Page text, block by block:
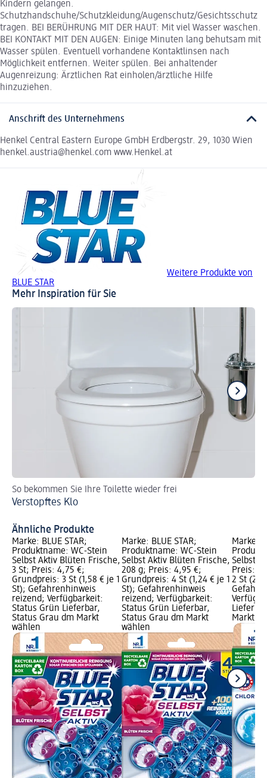
Kindern gelangen.
Schutzhandschuhe/Schutzkleidung/Augenschutz/Gesichtsschutz
tragen. BEI BERÜHRUNG MIT DER HAUT: Mit viel Wasser waschen.
BEI KONTAKT MIT DEN AUGEN: Einige Minuten lang behutsam mit
Wasser spülen. Eventuell vorhandene Kontaktlinsen nach
Möglichkeit entfernen. Weiter spülen. Bei anhaltender
Augenreizung: Ärztlichen Rat einholen/ärztliche Hilfe
hinzuziehen.
Anschrift des Unternehmens
Henkel Central Eastern Europe GmbH Erdbergstr. 29, 1030 Wien
henkel.austria@henkel.com www.Henkel.at
Weitere Produkte von
BLUE STAR
Mehr Inspiration für Sie
So bekommen Sie Ihre Toilette wieder frei
Verstopftes Klo
Ähnliche Produkte
Marke: BLUE STAR;
Produktname: WC-Stein
Selbst Aktiv Blüten Frische,
3 St; Preis: 4,75 €;
Grundpreis: 3 St (1,58 € je 1
St); Gefahrenhinweis
reizend; Verfügbarkeit:
Status Grün Lieferbar,
Status Grau dm Markt
wählen
Marke: BLUE STAR;
Produktname: WC-Stein
Selbst Aktiv Blüten Frische,
208 g; Preis: 4,95 €;
Grundpreis: 4 St (1,24 € je 1
St); Gefahrenhinweis
reizend; Verfügbarkeit:
Status Grün Lieferbar,
Status Grau dm Markt
wählen
Marke:
Selbst
Preis:
2 St
Markt